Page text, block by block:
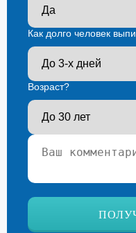
Как долго человек
Возраст?
Ваш